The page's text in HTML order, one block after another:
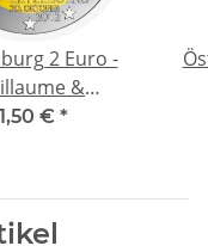
2 Euro -
&
- 10.
€ *